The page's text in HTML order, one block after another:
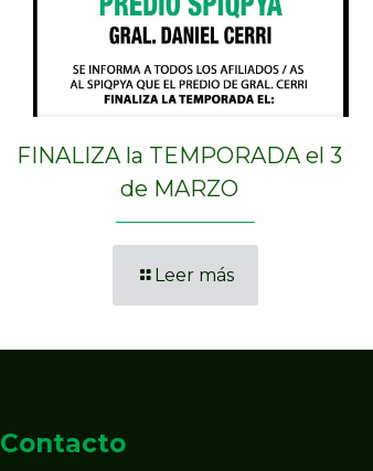
FINALIZA la TEMPORADA el 3
de MARZO
Leer más
Contacto